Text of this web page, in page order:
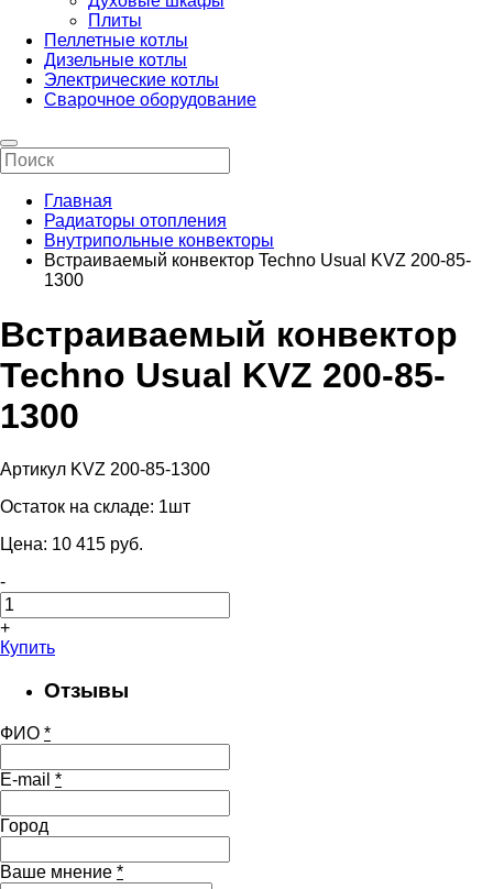
Плиты
Пеллетные котлы
Дизельные котлы
Электрические котлы
Сварочное оборудование
Главная
Радиаторы отопления
Внутрипольные конвекторы
Встраиваемый конвектор Techno Usual KVZ 200-85-
1300
Встраиваемый конвектор
Techno Usual KVZ 200-85-
1300
Артикул KVZ 200-85-1300
Остаток на складе: 1шт
Цена: 10 415 pуб.
-
+
Купить
Отзывы
ФИО *
E-mail *
Город
Ваше мнение *